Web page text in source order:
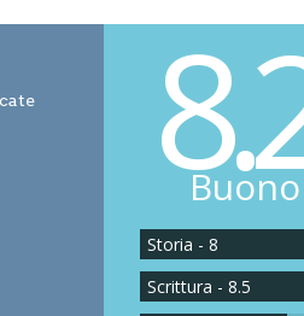
Buono
Storia - 8
Scrittura - 8.5